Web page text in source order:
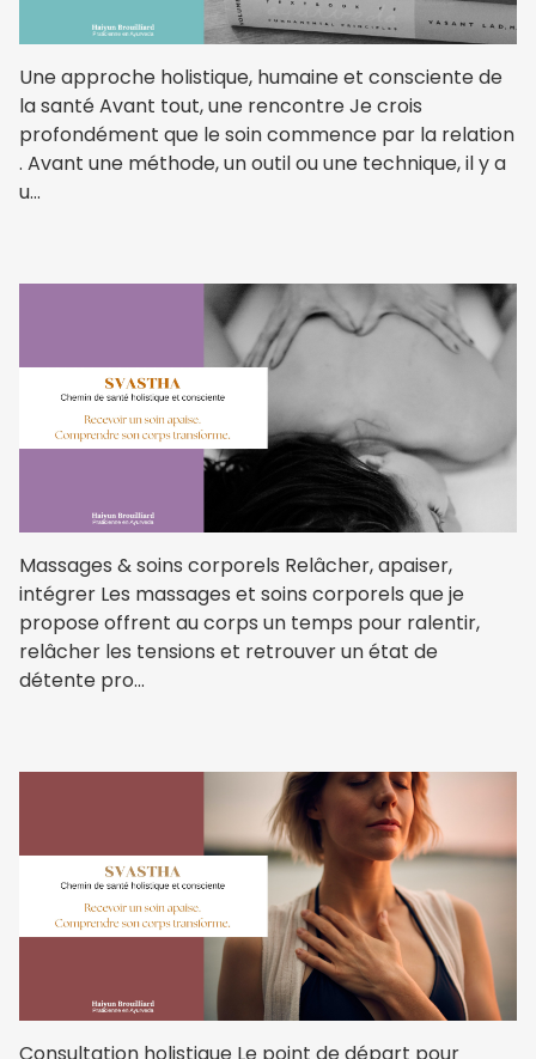
Une approche holistique, humaine et consciente de
la santé Avant tout, une rencontre Je crois
profondément que le soin commence par la relation
. Avant une méthode, un outil ou une technique, il y a
u...
Massages & soins corporels Relâcher, apaiser,
intégrer Les massages et soins corporels que je
propose offrent au corps un temps pour ralentir,
relâcher les tensions et retrouver un état de
détente pro...